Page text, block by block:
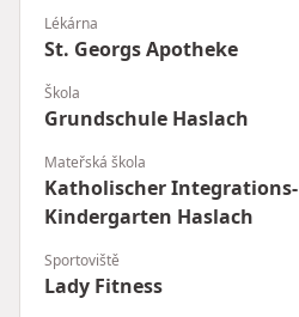
Lékárna
St. Georgs Apotheke
Škola
Grundschule Haslach
Mateřská škola
Katholischer Integrations-
Kindergarten Haslach
Sportoviště
Lady Fitness